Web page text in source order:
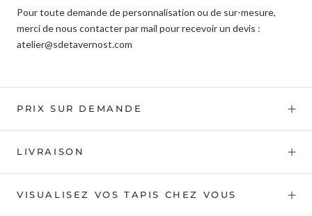
Pour toute demande de personnalisation ou de sur-mesure,
merci de nous contacter par mail pour recevoir un devis :
atelier@sdetavernost.com
PRIX SUR DEMANDE
LIVRAISON
VISUALISEZ VOS TAPIS CHEZ VOUS